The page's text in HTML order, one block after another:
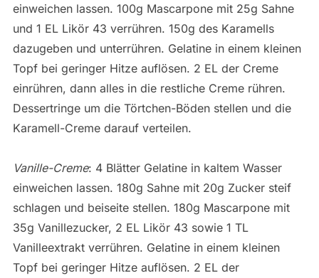
einweichen lassen. 100g Mascarpone mit 25g Sahne
und 1 EL Likör 43 verrühren. 150g des Karamells
dazugeben und unterrühren. Gelatine in einem kleinen
Topf bei geringer Hitze auflösen. 2 EL der Creme
einrühren, dann alles in die restliche Creme rühren.
Dessertringe um die Törtchen-Böden stellen und die
Karamell-Creme darauf verteilen.
Vanille-Creme: 4 Blätter Gelatine in kaltem Wasser
einweichen lassen. 180g Sahne mit 20g Zucker steif
schlagen und beiseite stellen. 180g Mascarpone mit
35g Vanillezucker, 2 EL Likör 43 sowie 1 TL
Vanilleextrakt verrühren. Gelatine in einem kleinen
Topf bei geringer Hitze auflösen. 2 EL der